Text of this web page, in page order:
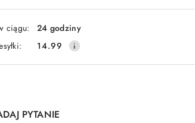
ciągu:
24 godziny
14.99
PYTANIE